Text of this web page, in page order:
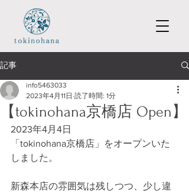
記事
【tokinohana京橋店 Open】
info5463033
2023年4月11日 読了時間: 1分
2023年4月4日
「tokinohana京橋店」をオープンいた
しました。
新森本店の雰囲気は残しつつ、少し違